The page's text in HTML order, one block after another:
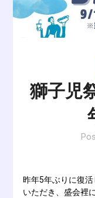
獅子児
昨年5年ぶりに復
いただき、盛会裡